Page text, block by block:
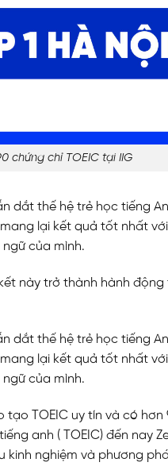
chứng chỉ TOEIC tại IIG
dắt thế hệ trẻ học tiếng
lại kết quả tốt nhất
của mình.
này trở thành hành
dắt thế hệ trẻ học tiếng
lại kết quả tốt nhất
của mình.
tạo TOEIC uy tín và có
anh ( TOEIC) đến nay
nghiệm và phương